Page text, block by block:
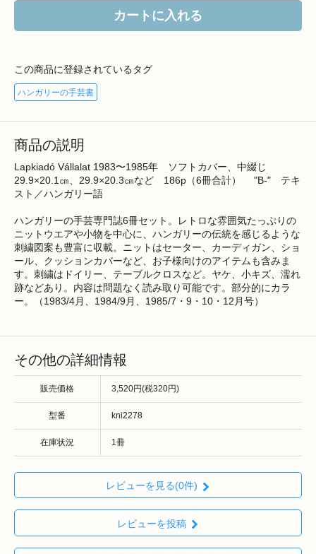
カートに入れる
この商品に登録されているタグ
ハンガリーの手芸書
商品の説明
Lapkiadó Vállalat 1983〜1985年 ソフトカバー、中綴じ
29.9×20.1㎝、29.9×20.3㎝など 186p（6冊合計） "B-" テキ
スト／ハンガリー語
ハンガリーの手芸専門誌6冊セット。レトロな雰囲気たっぷりの
ニットウエアや小物を中心に、ハンガリーの伝統を感じるような
刺繍図案も豊富に収載。ニットはセーター、カーディガン、ショ
ール、クッションカバーなど、お子様向けのアイテムも含みま
す。刺繍はドイリー、テーブルクロスなど。ヤケ、小キズ、濡れ
跡などあり。内容は問題なく読み取り可能です。部分的にカラ
ー。（1983/4月、1984/9月、1985/7・9・10・12月号）
その他の詳細情報
販売価格 3,520円(税320円)
型番 kni2278
在庫状況 1冊
レビューを見る(0件)
レビューを投稿